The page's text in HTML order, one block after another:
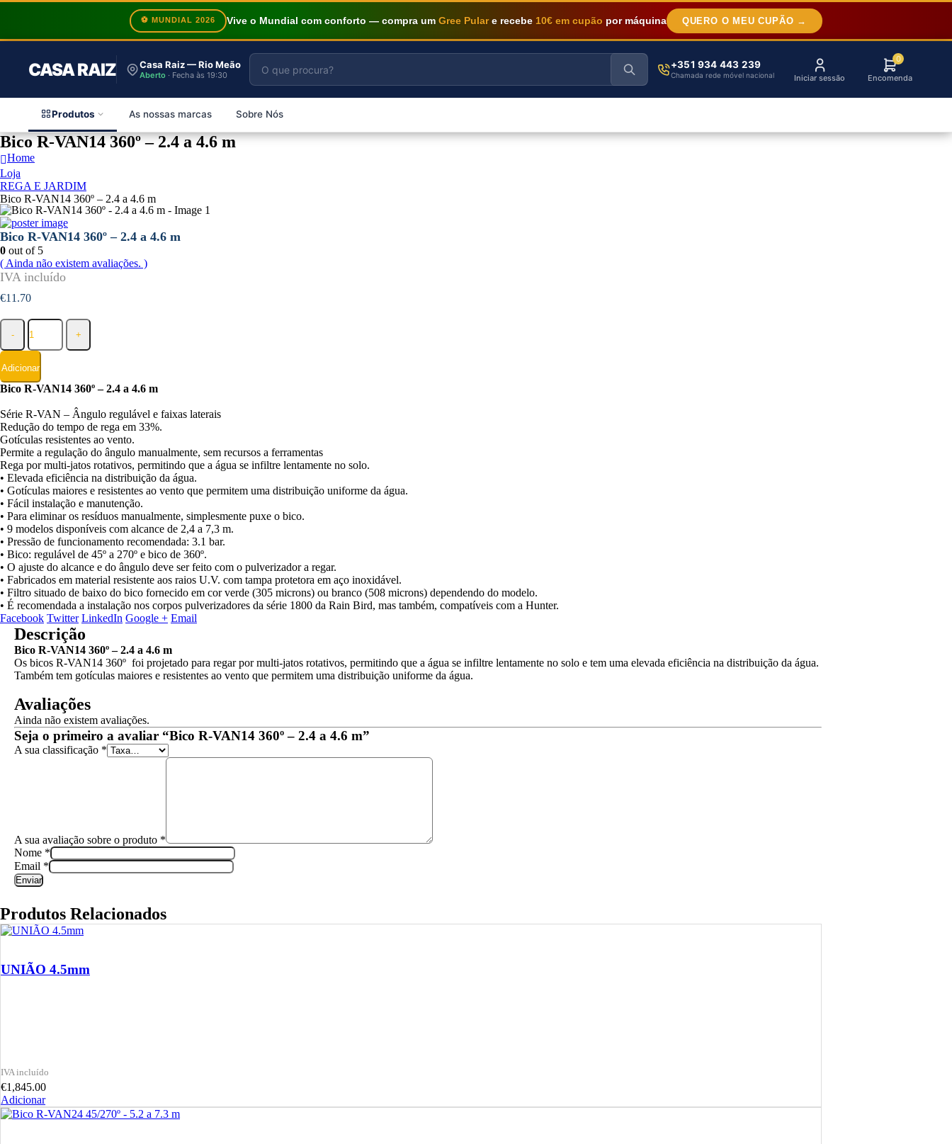
⚽ MUNDIAL 2026 Vive o Mundial com conforto — compra um Gree Pulare recebe 10€ em cupão por máquina QUERO O MEU CUPÃO →
CASA RAIZ Casa Raiz — Rio Meão
Aberto · Fecha às 19:30
+351 934 443 239
Chamada rede móvel nacional Iniciar sessão
0
Encomenda
Produtos As nossas marcas Sobre Nós
Bico R-VAN14 360º – 2.4 a 4.6 m
Home
Loja
REGA E JARDIM
Bico R-VAN14 360º – 2.4 a 4.6 m
Bico R-VAN14 360º – 2.4 a 4.6 m
0 out of 5
( Ainda não existem avaliações. )
€11.70
- +
Adicionar
Bico R-VAN14 360º – 2.4 a 4.6 m
Série R-VAN – Ângulo regulável e faixas laterais
Redução do tempo de rega em 33%.
Gotículas resistentes ao vento.
Permite a regulação do ângulo manualmente, sem recursos a ferramentas
Rega por multi-jatos rotativos, permitindo que a água se infiltre lentamente no solo.
• Elevada eficiência na distribuição da água.
• Gotículas maiores e resistentes ao vento que permitem uma distribuição uniforme da água.
• Fácil instalação e manutenção.
• Para eliminar os resíduos manualmente, simplesmente puxe o bico.
• 9 modelos disponíveis com alcance de 2,4 a 7,3 m.
• Pressão de funcionamento recomendada: 3.1 bar.
• Bico: regulável de 45º a 270º e bico de 360º.
• O ajuste do alcance e do ângulo deve ser feito com o pulverizador a regar.
• Fabricados em material resistente aos raios U.V. com tampa protetora em aço inoxidável.
• Filtro situado de baixo do bico fornecido em cor verde (305 microns) ou branco (508 microns) dependendo do modelo.
• É recomendada a instalação nos corpos pulverizadores da série 1800 da Rain Bird, mas também, compatíveis com a Hunter.
Facebook Twitter LinkedIn Google + Email
Descrição
Bico R-VAN14 360º – 2.4 a 4.6 m
Os bicos R-VAN14 360º foi projetado para regar por multi-jatos rotativos, permitindo que a água se infiltre lentamente no solo e tem uma elevada eficiência na distribuição da água.
Também tem gotículas maiores e resistentes ao vento que permitem uma distribuição uniforme da água.
Avaliações
Ainda não existem avaliações.
Seja o primeiro a avaliar “Bico R-VAN14 360º – 2.4 a 4.6 m”
A sua classificação *
A sua avaliação sobre o produto *
Nome *
Email *
Produtos Relacionados
UNIÃO 4.5mm
€1,845.00
Adicionar